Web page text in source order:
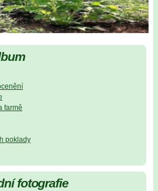
farmě
poklady
fotografie